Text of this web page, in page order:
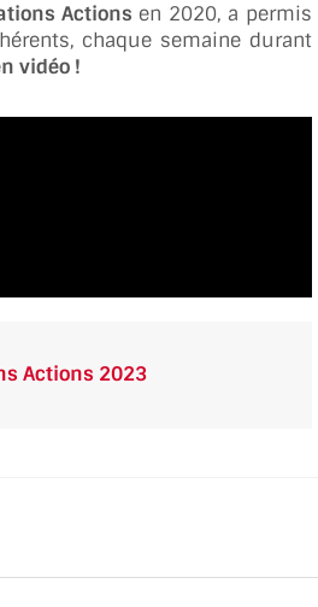
Actions en 2020, a permis
chaque semaine durant
vidéo !
Actions 2023